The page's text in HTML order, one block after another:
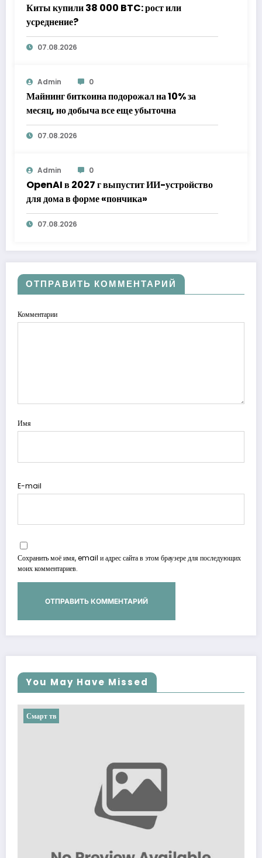
Киты купили 38 000 BTC: рост или
усреднение?
07.08.2026
Admin 0
Майнинг биткоина подорожал на 10% за
месяц, но добыча все еще убыточна
07.08.2026
Admin 0
OpenAI в 2027 г выпустит ИИ-устройство
для дома в форме «пончика»
07.08.2026
ОТПРАВИТЬ КОММЕНТАРИЙ
Комментарии
Имя
E-mail
Сохранить моё имя, email и адрес сайта в этом браузере для последующих
моих комментариев.
You May Have Missed
Смарт тв